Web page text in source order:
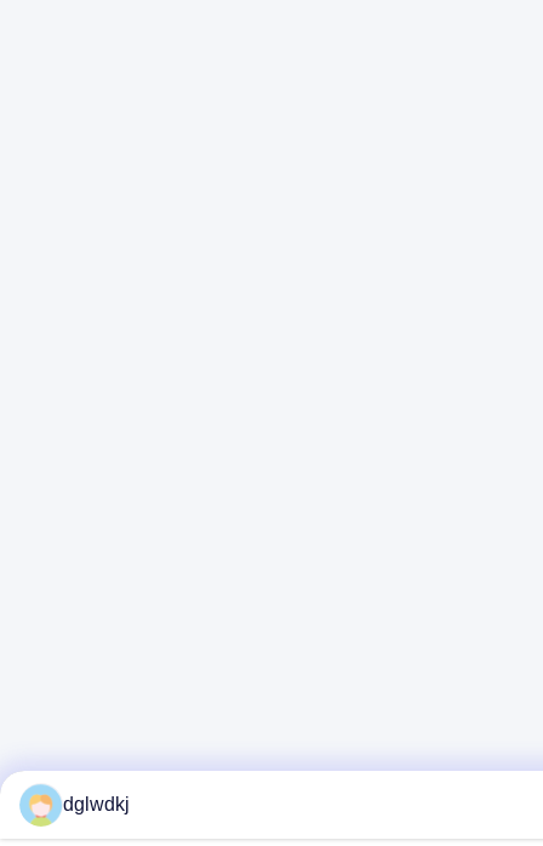
dglwdkj